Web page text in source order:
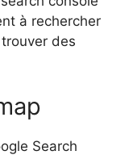
à rechercher
des
Search